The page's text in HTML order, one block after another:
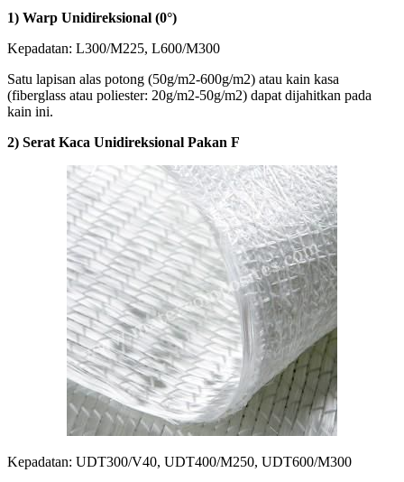
1) Warp Unidireksional (0°)
Kepadatan: L300/M225, L600/M300
Satu lapisan alas potong (50g/m2-600g/m2) atau kain kasa
(fiberglass atau poliester: 20g/m2-50g/m2) dapat dijahitkan pada
kain ini.
2) Serat Kaca Unidireksional Pakan F
Kepadatan: UDT300/V40, UDT400/M250, UDT600/M300